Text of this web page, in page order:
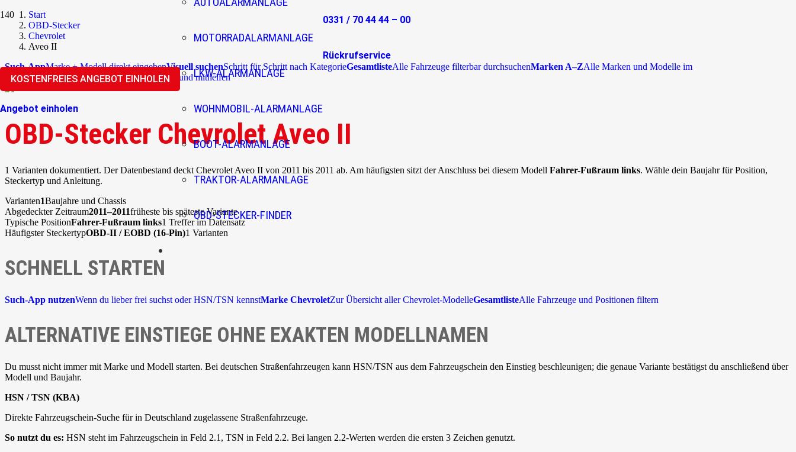
MOTORRADALARMANLAGE
LKW-ALARMANLAGE
WOHNMOBIL-ALARMANLAGE
BOOT-ALARMANLAGE
TRAKTOR-ALARMANLAGE
OBD-STECKER-FINDER
0331 / 70 44 44 – 00
Rückrufservice
KOSTENFREIES ANGEBOT EINHOLEN
Angebot einholen
Start
OBD-Stecker
Chevrolet
Aveo II
Such-AppMarke + Modell direkt eingebenVisuell suchenSchritt für Schritt nach KategorieGesamtlisteAlle Fahrzeuge filterbar durchsuchenMarken A–ZAlle Marken und Modelle im
ÜberblickCommunityKorrekturen einreichen und mithelfen
OBD-Stecker Chevrolet Aveo II
1 Varianten dokumentiert. Der Datenbestand deckt Chevrolet Aveo II von 2011 bis 2011 ab. Am häufigsten sitzt der Anschluss bei diesem Modell Fahrer-Fußraum links. Wähle dein Baujahr für Position,
Steckertyp und Anleitung.
Varianten1Baujahre und Chassis
Abgedeckter Zeitraum2011–2011früheste bis späteste Variante
Typische PositionFahrer-Fußraum links1 Treffer im Datensatz
Häufigster SteckertypOBD-II / EOBD (16-Pin)1 Varianten
SCHNELL STARTEN
Such-App nutzenWenn du lieber frei suchst oder HSN/TSN kennstMarke ChevroletZur Übersicht aller Chevrolet-ModelleGesamtlisteAlle Fahrzeuge und Positionen filtern
ALTERNATIVE EINSTIEGE OHNE EXAKTEN MODELLNAMEN
Du musst nicht immer mit Marke und Modell starten. Bei deutschen Straßenfahrzeugen kann HSN/TSN aus dem Fahrzeugschein den Einstieg beschleunigen; die genaue Variante bestätigst du anschließend über
Modell und Baujahr.
HSN / TSN (KBA)
Direkte Fahrzeugschein-Suche für in Deutschland zugelassene Straßenfahrzeuge.
So nutzt du es: HSN steht im Fahrzeugschein in Feld 2.1, TSN in Feld 2.2. Bei langen 2.2-Werten werden die ersten 3 Zeichen genutzt.